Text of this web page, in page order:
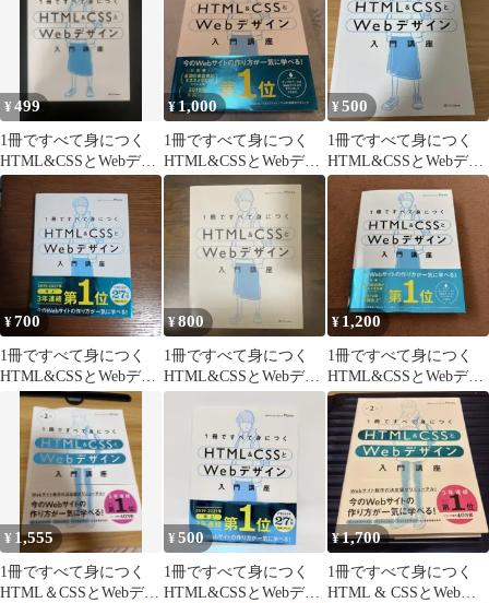
¥499
1冊ですべて身につく
HTML&CSSとWebデザ
イン入門講座
¥1,000
1冊ですべて身につく
HTML&CSSとWebデザ
イン入門講座
¥500
1冊ですべて身につく
HTML&CSSとWebデザ
イン入門講座
¥700
1冊ですべて身につく
HTML&CSSとWebデザ
イン入門講座
¥800
1冊ですべて身につく
HTML&CSSとWebデザ
イン入門講座
¥ 1,200
1冊ですべて身につく
HTML&CSSとWebデザ
イン入門講座
¥ 1,555
1冊ですべて身につく
HTML＆CSSとWebデザ
¥500
1冊ですべて身につく
HTML&CSSとWebデザ
¥1,700
1冊ですべて身につく
HTML & CSSとWebデ